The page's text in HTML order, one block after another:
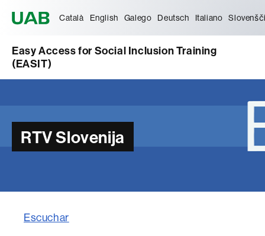
Català English Galego Deutsch Italiano
Easy Access for Social Inclusion Training
(EASIT)
RTV Slovenija
Escuchar